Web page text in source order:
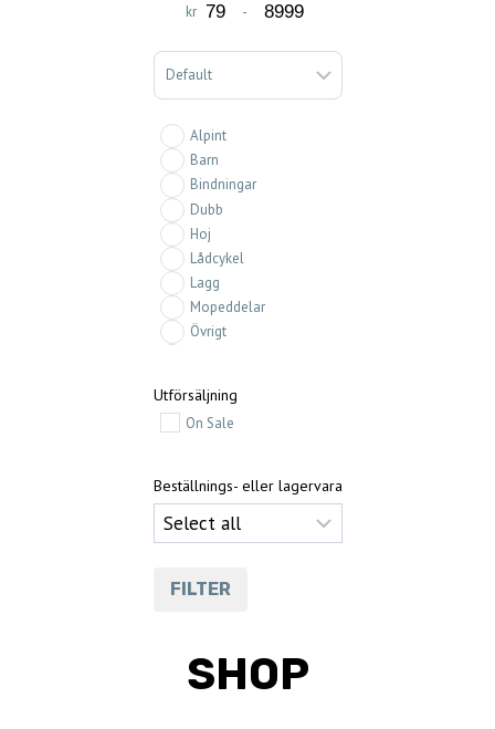
SHOP
kr -
Sort Products
Alpint
Barn
Bindningar
Dubb
Hoj
Lådcykel
Lagg
Mopeddelar
Övrigt
Tillbehör
Utförsäljning
Utförsäljning
On Sale
Beställnings- eller lagervara
FILTER